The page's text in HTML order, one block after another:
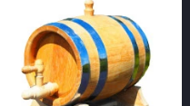
не лише для
напою, а й для
облагородити
не лише довгий час